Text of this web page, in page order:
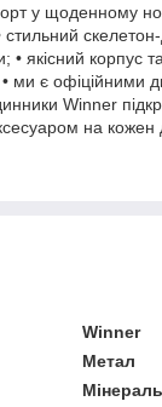
у щоденному
стильний
• якісний корпус
• ми є офіційними
Winner
на кожен
Winner
Метал